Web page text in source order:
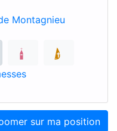
sur ma position